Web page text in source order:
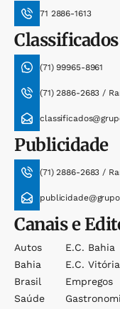
71 2886-1613
Classificados
(71) 99965-8961
(71) 2886-2683 /
Publicidade
(71) 2886-2683 /
Canais e
Autos
Bahia
Brasil
Saúde
E.c. Bahia
E.c. Vitória
Empregos